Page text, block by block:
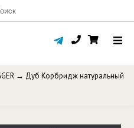
→ Дуб Корбридж натуральный